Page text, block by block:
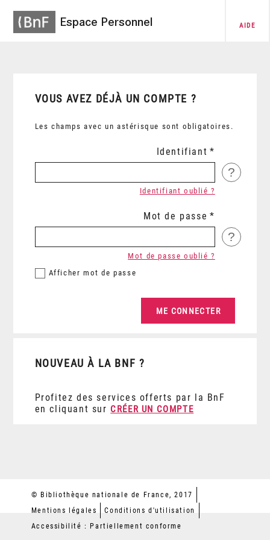
Espace Personnel AIDE
VOUS AVEZ DÉJÀ UN COMPTE ?
Les champs avec un astérisque sont obligatoires.
Identifiant
?
Identifiant oublié ?
Mot de passe
?
Afficher mot de passe
Mot de passe oublié ?
NOUVEAU À LA BNF ?
Profitez des services offerts par la BnF
en cliquant sur CRÉER UN COMPTE
© Bibliothèque nationale de France, 2017
Mentions légales
Conditions d'utilisation
Accessibilité : Partiellement conforme